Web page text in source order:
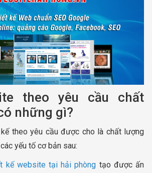
theo yêu cầu chất
những gì?
theo yêu cầu được cho là chất lượng
yếu tố cơ bản sau:
kế website tại hải phòng tạo được ấn